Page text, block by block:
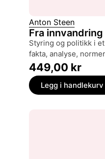
Anton Steen
Fra
styring og politikk i et liberalt demokrati :
fakta, analyse, normer
449,00 kr
Legg i handlekurv